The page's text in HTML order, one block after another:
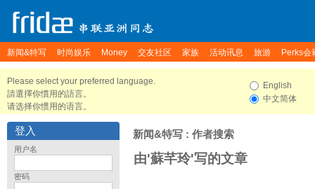
新闻&特写 时尚娱乐 Money 交友社区 家族 活动讯息 旅游 Perks会
Please select your preferred language.
請選擇你慣用的語言。
请选择你惯用的语言。
English
中文简体
登入
用户名
密码
新闻&特写 : 作者搜索
由'蘇芊玲'写的文章